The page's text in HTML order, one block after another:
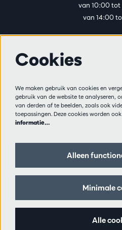
van 10:00 tot
van 14:00
Pers
Volg
Cookies
We maken gebruik van cookies en
gebruik van de website te analyseren,
van derden af te beelden, zoals ook
toepassingen. Deze cookies worden
informatie…
Alleen
Minimale
Alle